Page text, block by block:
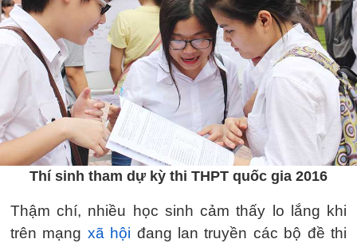
Thí sinh tham dự kỳ thi THPT quốc gia 2016
Thậm chí, nhiều học sinh cảm thấy lo lắng khi
trên mạng xã hội đang lan truyền các bộ đề thi